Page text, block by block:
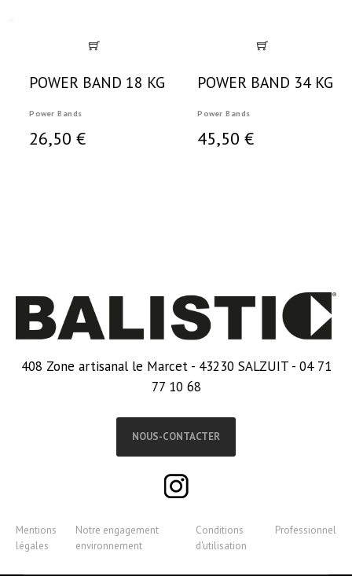
POWER BAND 18 KG
Power Bands
26,50 €
POWER BAND 34 KG
Power Bands
45,50 €
408 Zone artisanal le Marcet - 43230 SALZUIT - 04 71
77 10 68
NOUS-CONTACTER
Mentions
légales
Notre engagement
environnement
Conditions
d'utilisation
Professionnel